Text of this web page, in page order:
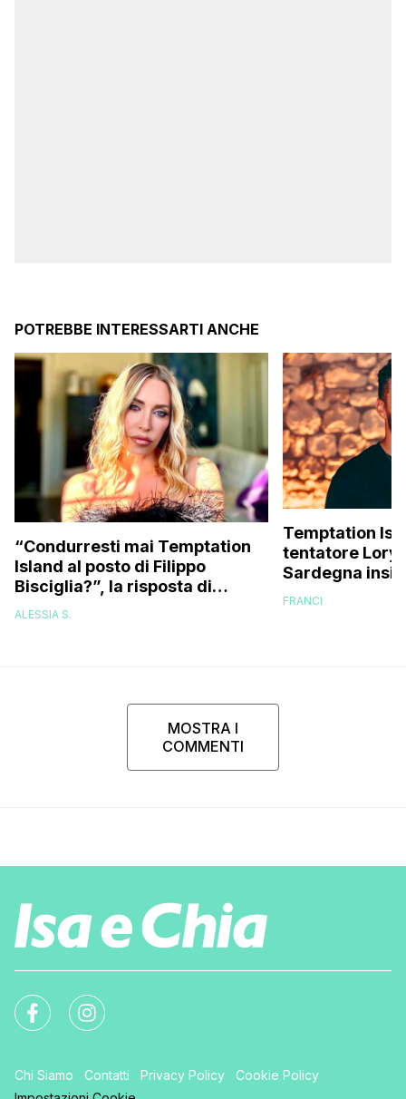
POTREBBE INTERESSARTI ANCHE
“Condurresti mai Temptation
Island al posto di Filippo
Bisciglia?”, la risposta di
Karina Cascella: “Andrei di
ALESSIA S.
Temptation
tentatore Lory
Sardegna
fidanzate (e
FRANCI
MOSTRA I
COMMENTI
Chi Siamo Contatti Privacy Policy
Cookie Policy